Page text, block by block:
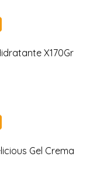
X170Gr
Gel Crema